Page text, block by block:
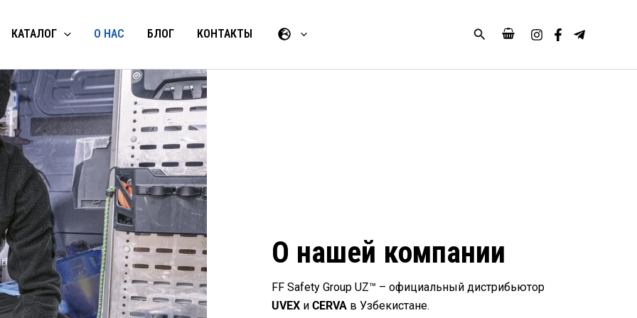
КАТАЛОГ О НАС БЛОГ КОНТАКТЫ Поиск
О нашей компании
FF Safety Group UZ™ – официальный дистрибьютор
UVEX и CERVAв Узбекистане.